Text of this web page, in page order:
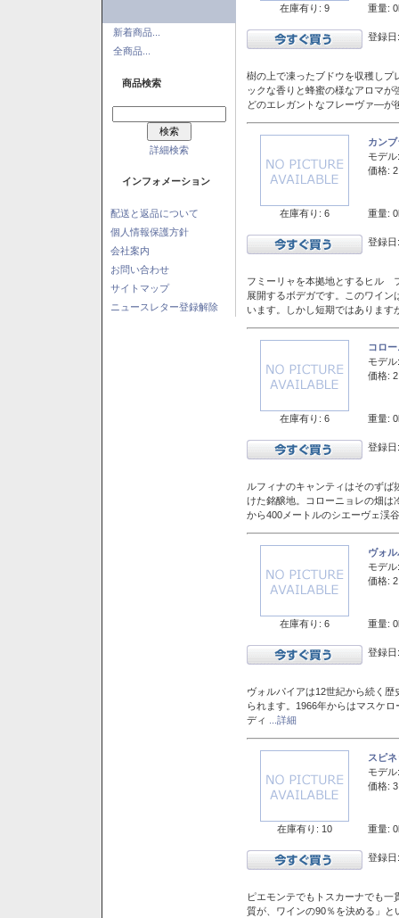
新着商品...
全商品...
商品検索
詳細検索
インフォメーション
配送と返品について
個人情報保護方針
会社案内
お問い合わせ
サイトマップ
ニュースレター登録解除
在庫有り: 9 重量:
登録
樹の上で凍ったブドウを収穫しプ
ックな香りと蜂蜜の様なアロマ
どのエレガントなフレーヴァ―が
在庫有り: 6
カン
モデル:
価格:
重量:
登録
フミーリャを本拠地とするヒル
展開するボデガです。このワイ
います。しかし短期ではありま
在庫有り: 6
コロ
モデル:
価格:
重量:
登録
ルフィナのキャンティはそのず
けた銘醸地。コローニョレの畑は
から400メートルのシエーヴェ渓
在庫有り: 6
ヴォ
モデル:
価格:
重量:
登録
ヴォルパイアは12世紀から続く
られます。1966年からはマスケ
ディ
...詳細
在庫有り: 10
スピ
モデル:
価格:
重量:
登録
ピエモンテでもトスカーナでも
質が、ワインの90％を決める」